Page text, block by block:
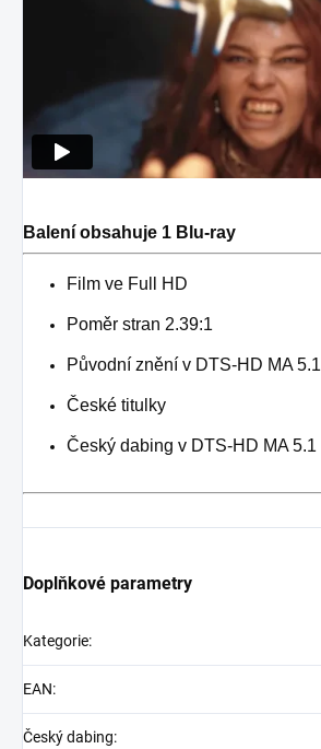
Balení obsahuje 1 Blu-ray
Film ve Full HD
Poměr stran 2.39:1
Původní znění v DTS-HD MA 5.1
České titulky
Český dabing v DTS-HD MA 5.1
Doplňkové parametry
Kategorie:
EAN:
Český dabing: